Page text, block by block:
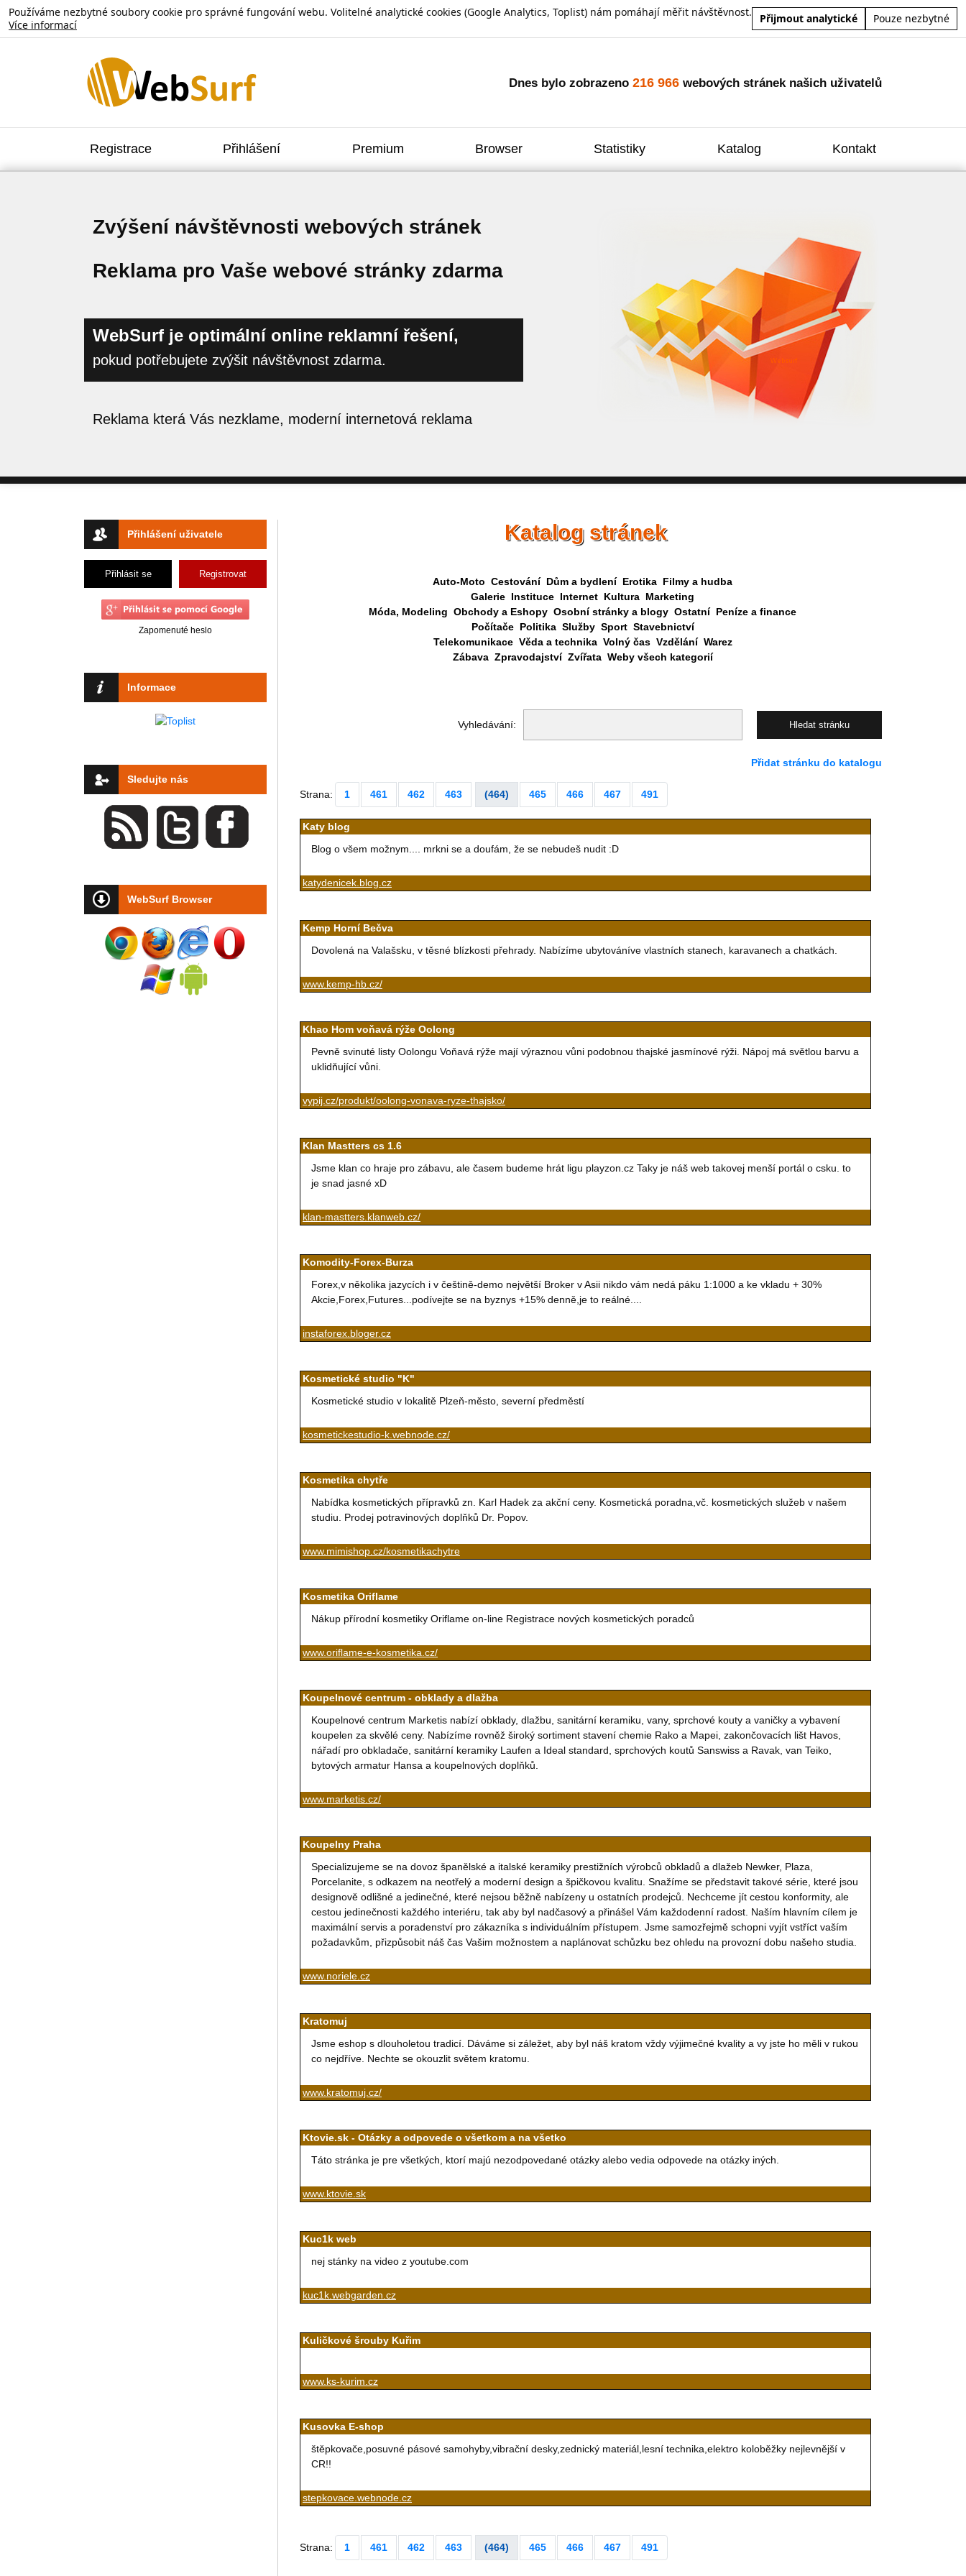
Používáme nezbytné soubory cookie pro správné fungování webu. Volitelné analytické cookies (Google Analytics, Toplist) nám pomáhají měřit návštěvnost.
Více informací
Přijmout analytické Pouze nezbytné
Dnes bylo zobrazeno 216 966 webových stránek našich uživatelů
Registrace Přihlášení Premium Browser Statistiky Katalog Kontakt
Zvýšení návštěvnosti webových stránek
Reklama pro Vaše webové stránky zdarma
WebSurf je optimální online reklamní řešení,
pokud potřebujete zvýšit návštěvnost zdarma.
Reklama která Vás nezklame, moderní internetová reklama
Přihlášení uživatele
Přihlásit se Registrovat
Zapomenuté heslo
Informace
Sledujte nás
WebSurf Browser
Katalog stránek
Auto-Moto Cestování Dům a bydlení Erotika Filmy a hudba
Galerie Instituce Internet Kultura Marketing
Móda, Modeling Obchody a Eshopy Osobní stránky a blogy Ostatní Peníze a finance
Počítače Politika Služby Sport Stavebnictví
Telekomunikace Věda a technika Volný čas Vzdělání Warez
Zábava Zpravodajství Zvířata Weby všech kategorií
Vyhledávání:
Přidat stránku do katalogu
Strana: 1 461 462 463 (464) 465 466 467 491
Katy blog
Blog o všem možnym.... mrkni se a doufám, že se nebudeš nudit :D
katydenicek.blog.cz
Kemp Horní Bečva
Dovolená na Valašsku, v těsné blízkosti přehrady. Nabízíme ubytováníve vlastních stanech, karavanech a chatkách.
www.kemp-hb.cz/
Khao Hom voňavá rýže Oolong
Pevně svinuté listy Oolongu Voňavá rýže mají výraznou vůni podobnou thajské jasmínové rýži. Nápoj má světlou barvu a
uklidňující vůni.
vypij.cz/produkt/oolong-vonava-ryze-thajsko/
Klan Mastters cs 1.6
Jsme klan co hraje pro zábavu, ale časem budeme hrát ligu playzon.cz Taky je náš web takovej menší portál o csku. to
je snad jasné xD
klan-mastters.klanweb.cz/
Komodity-Forex-Burza
Forex,v několika jazycích i v češtině-demo největší Broker v Asii nikdo vám nedá páku 1:1000 a ke vkladu + 30%
Akcie,Forex,Futures...podívejte se na byznys +15% denně,je to reálné....
instaforex.bloger.cz
Kosmetické studio "K"
Kosmetické studio v lokalitě Plzeň-město, severní předměstí
kosmetickestudio-k.webnode.cz/
Kosmetika chytře
Nabídka kosmetických přípravků zn. Karl Hadek za akční ceny. Kosmetická poradna,vč. kosmetických služeb v našem
studiu. Prodej potravinových doplňků Dr. Popov.
www.mimishop.cz/kosmetikachytre
Kosmetika Oriflame
Nákup přírodní kosmetiky Oriflame on-line Registrace nových kosmetických poradců
www.oriflame-e-kosmetika.cz/
Koupelnové centrum - obklady a dlažba
Koupelnové centrum Marketis nabízí obklady, dlažbu, sanitární keramiku, vany, sprchové kouty a vaničky a vybavení
koupelen za skvělé ceny. Nabízíme rovněž široký sortiment stavení chemie Rako a Mapei, zakončovacích lišt Havos,
nářadí pro obkladače, sanitární keramiky Laufen a Ideal standard, sprchových koutů Sanswiss a Ravak, van Teiko,
bytových armatur Hansa a koupelnových doplňků.
www.marketis.cz/
Koupelny Praha
Specializujeme se na dovoz španělské a italské keramiky prestižních výrobců obkladů a dlažeb Newker, Plaza,
Porcelanite, s odkazem na neotřelý a moderní design a špičkovou kvalitu. Snažíme se představit takové série, které jsou
designově odlišné a jedinečné, které nejsou běžně nabízeny u ostatních prodejců. Nechceme jít cestou konformity, ale
cestou jedinečnosti každého interiéru, tak aby byl nadčasový a přinášel Vám každodenní radost. Naším hlavním cílem je
maximální servis a poradenství pro zákazníka s individuálním přístupem. Jsme samozřejmě schopni vyjít vstříct vaším
požadavkům, přizpůsobit náš čas Vašim možnostem a naplánovat schůzku bez ohledu na provozní dobu našeho studia.
www.noriele.cz
Kratomuj
Jsme eshop s dlouholetou tradicí. Dáváme si záležet, aby byl náš kratom vždy výjimečné kvality a vy jste ho měli v rukou
co nejdříve. Nechte se okouzlit světem kratomu.
www.kratomuj.cz/
Ktovie.sk - Otázky a odpovede o všetkom a na všetko
Táto stránka je pre všetkých, ktorí majú nezodpovedané otázky alebo vedia odpovede na otázky iných.
www.ktovie.sk
Kuc1k web
nej stánky na video z youtube.com
kuc1k.webgarden.cz
Kuličkové šrouby Kuřim
www.ks-kurim.cz
Kusovka E-shop
štěpkovače,posuvné pásové samohyby,vibrační desky,zednický materiál,lesní technika,elektro koloběžky nejlevnější v
CR!!
stepkovace.webnode.cz
Strana: 1 461 462 463 (464) 465 466 467 491